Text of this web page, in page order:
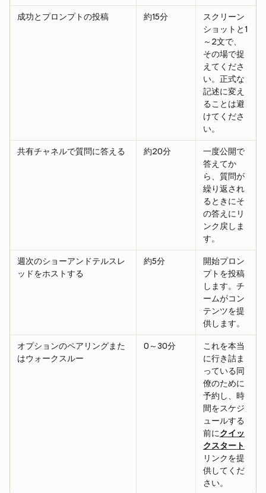
成功とプロンプトの投稿 約15分
スクリーン
ショットと1
～2文で、
その場で捉
えてくださ
い。正式な
記述に変え
ることは避
けてくださ
い。
共有チャネルで質問に答える 約20分
一度公開で
答えてか
ら、質問が
繰り返され
るときにそ
の答えにリ
ンク戻しま
す。
週次のショーアンドテルスレ
ッドをホストする
約5分
開始プロン
プトを投稿
します。チ
ームがコン
テンツを提
供します。
オプションのペアリングまた
はウォークスルー
0～30分
これを本当
に行き詰ま
っている同
僚のために
予約し、時
間をスケジ
ュールする
前にクイッ
クスタート
リンクを提
供してくだ
さい。